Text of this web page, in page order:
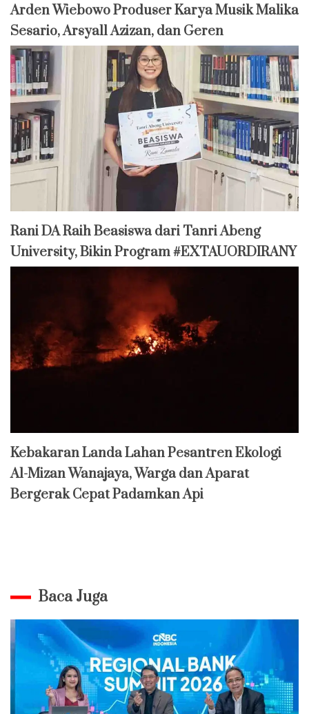
Arden Wiebowo Produser Karya Musik Malika
Sesario, Arsyall Azizan, dan Geren
Rani DA Raih Beasiswa dari Tanri Abeng
University, Bikin Program #EXTAUORDIRANY
Kebakaran Landa Lahan Pesantren Ekologi
Al-Mizan Wanajaya, Warga dan Aparat
Bergerak Cepat Padamkan Api
Baca Juga